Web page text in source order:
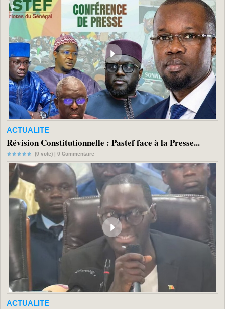
ACTUALITE
Révision Constitutionnelle : Pastef face à la Presse...
(0 vote) | 0 Commentaire
ACTUALITE